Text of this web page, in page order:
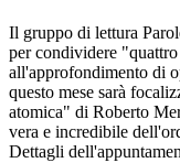
Il gruppo di lettura
per condividere
all'approfondimento di
questo mese sarà
atomica" di Roberto
vera e incredibile
Dettagli